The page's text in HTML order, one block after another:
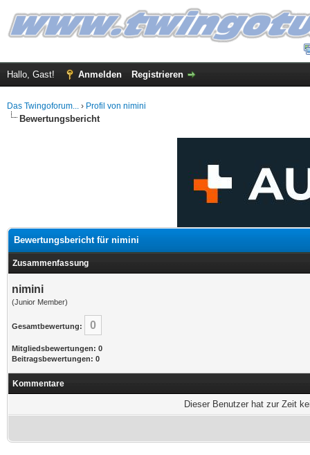
Hallo, Gast! Anmelden Registrieren
Das Twingoforum... › Profil von nimini
Bewertungsbericht
Bewertungsbericht für nimini
Zusammenfassung
nimini
(Junior Member)
Gesamtbewertung: 0
Mitgliedsbewertungen: 0
Beitragsbewertungen: 0
Kommentare
Dieser Benutzer hat zur Zeit